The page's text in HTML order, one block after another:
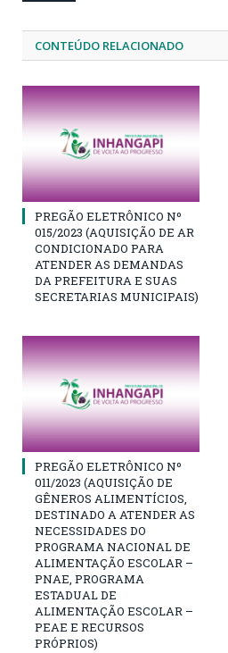
CONTEÚDO RELACIONADO
PREGÃO ELETRÔNICO Nº
015/2023 (AQUISIÇÃO DE AR
CONDICIONADO PARA
ATENDER AS DEMANDAS
DA PREFEITURA E SUAS
SECRETARIAS MUNICIPAIS)
PREGÃO ELETRÔNICO Nº
011/2023 (AQUISIÇÃO DE
GÊNEROS ALIMENTÍCIOS,
DESTINADO A ATENDER AS
NECESSIDADES DO
PROGRAMA NACIONAL DE
ALIMENTAÇÃO ESCOLAR –
PNAE, PROGRAMA
ESTADUAL DE
ALIMENTAÇÃO ESCOLAR –
PEAE E RECURSOS
PRÓPRIOS)